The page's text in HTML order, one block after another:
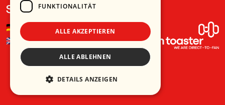
Sprache
🇩🇪
Deutsch
🇬🇧
Englisch
FUNKTIONALITÄT
ALLE AKZEPTIEREN
ALLE ABLEHNEN
DETAILS ANZEIGEN